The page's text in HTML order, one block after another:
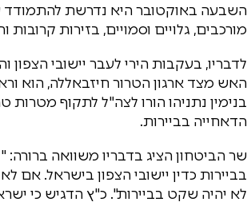
השבעה באוקטובר היא נדרשת להתמודד
מורכבים, גלויים וסמויים, בזירות קרובות
לדבריו, בעקבות הירי לעבר יישובי
האש מצד ארגון הטרור חיזבאללה, הוא
בנימין נתניהו הורו לצה"ל לתקוף מטרות
הדאחייה בביירות.
שר הביטחון הציג בדבריו משוואה ברורה:
בביירות כדין יישובי הצפון בישראל. אם
לא יהיה שקט בביירות". כ"ץ הדגיש כי